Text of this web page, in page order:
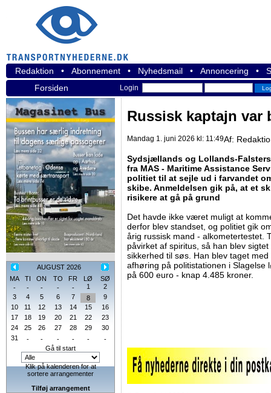
Redaktion • Abonnement • Nyhedsmail • Annoncering •
Forsiden
Login
AUGUST 2026
MA
TI ON TO FR LØ
SØ
-
- - - - 1
2
3
4 5 6 7 8
9
10
11 12 13 14 15
16
17
18 19 20 21 22
23
24
25 26 27 28 29
30
31
- - - - -
-
Gå til start
Klik på kalenderen for at
sortere arrangementer
Tilføj arrangement
Russisk kaptajn var
Mandag 1. juni 2026 kl: 11:49Af:
Sydsjællands og Lollands-
fra MAS - Maritime Assistance
politiet til at sejle ud i farvandet
skibe. Anmeldelsen gik på, at et
risikere at gå på grund
Det havde ikke været muligt at
derfor blev standset, og politiet gik
årig russisk mand - alkometertestet.
påvirket af spiritus, så han blev
sikkerhed til søs. Han blev taget
afhøring på politistationen i Slagelse
på 600 euro - knap 4.485 kroner.